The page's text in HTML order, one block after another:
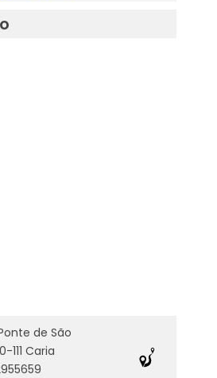
de São
111 Caria